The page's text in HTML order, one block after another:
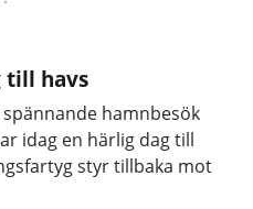
till havs
hamnbesök
idag en härlig dag till
styr tillbaka mot